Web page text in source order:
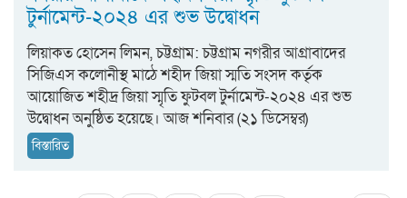
টুর্নামেন্ট-২০২৪ এর শুভ উদ্বোধন
লিয়াকত হোসেন লিমন, চট্টগ্রাম: চট্টগ্রাম নগরীর আগ্রাবাদের
সিজিএস কলোনীস্থ মাঠে শহীদ জিয়া স্মতি সংসদ কর্তৃক
আয়োজিত শহীদ্র জিয়া স্মৃতি ফুটবল টুর্নামেন্ট-২০২৪ এর শুভ
উদ্বোধন অনুষ্ঠিত হয়েছে। আজ শনিবার (২১ ডিসেম্বর)
বিস্তারিত